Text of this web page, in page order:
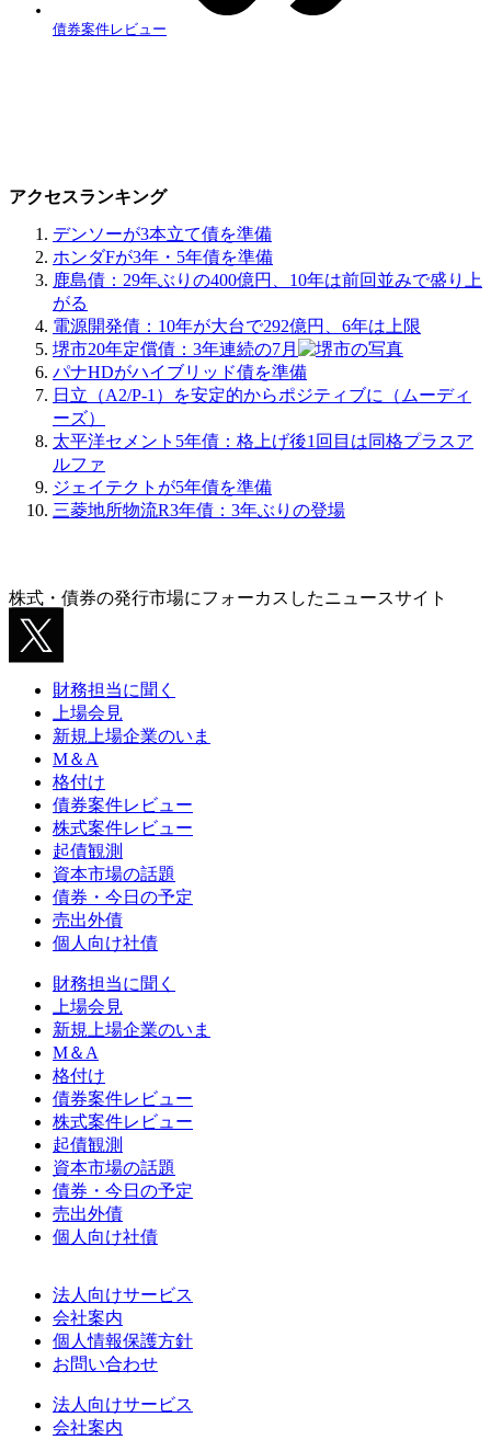
債券案件レビュー
アクセスランキング
デンソーが3本立て債を準備
ホンダFが3年・5年債を準備
鹿島債：29年ぶりの400億円、10年は前回並みで盛り上
がる
電源開発債：10年が大台で292億円、6年は上限
堺市20年定償債：3年連続の7月
パナHDがハイブリッド債を準備
日立（A2/P-1）を安定的からポジティブに（ムーディ
ーズ）
太平洋セメント5年債：格上げ後1回目は同格プラスア
ルファ
ジェイテクトが5年債を準備
三菱地所物流R3年債：3年ぶりの登場
株式・債券の発行市場にフォーカスしたニュースサイト
財務担当に聞く
上場会見
新規上場企業のいま
M＆A
格付け
債券案件レビュー
株式案件レビュー
起債観測
資本市場の話題
債券・今日の予定
売出外債
個人向け社債
財務担当に聞く
上場会見
新規上場企業のいま
M＆A
格付け
債券案件レビュー
株式案件レビュー
起債観測
資本市場の話題
債券・今日の予定
売出外債
個人向け社債
法人向けサービス
会社案内
個人情報保護方針
お問い合わせ
法人向けサービス
会社案内